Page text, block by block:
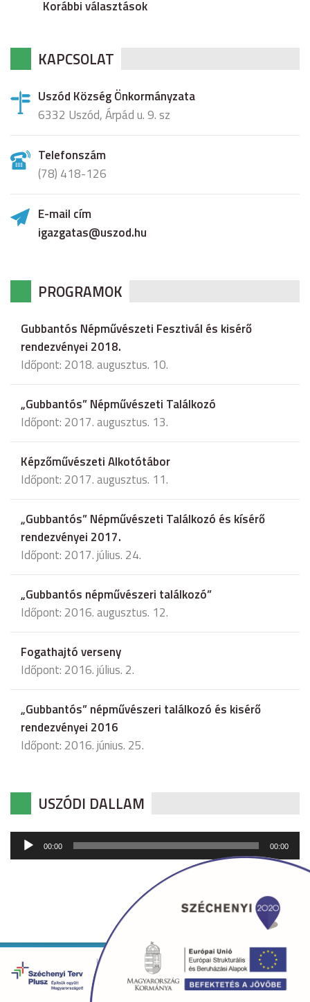
Korábbi választások
KAPCSOLAT
Uszód Község Önkormányzata
6332 Uszód, Árpád u. 9. sz
Telefonszám
(78) 418-126
E-mail cím
igazgatas@uszod.hu
PROGRAMOK
Gubbantós Népművészeti Fesztivál és kisérő
rendezvényei 2018.
Időpont: 2018. augusztus. 10.
„Gubbantós” Népművészeti Találkozó
Időpont: 2017. augusztus. 13.
Képzőművészeti Alkotótábor
Időpont: 2017. augusztus. 11.
„Gubbantós” Népművészeti Találkozó és kísérő
rendezvényei 2017.
Időpont: 2017. július. 24.
„Gubbantós népművészeri találkozó”
Időpont: 2016. augusztus. 12.
Fogathajtó verseny
Időpont: 2016. július. 2.
„Gubbantós” népművészeri találkozó és kisérő
rendezvényei 2016
Időpont: 2016. június. 25.
USZÓDI DALLAM
Audió
lejátszó
00:00 00:00
Copyright © 2026 uszod.hu Minden jog fenntartva. •
Készítette:fridrik.me